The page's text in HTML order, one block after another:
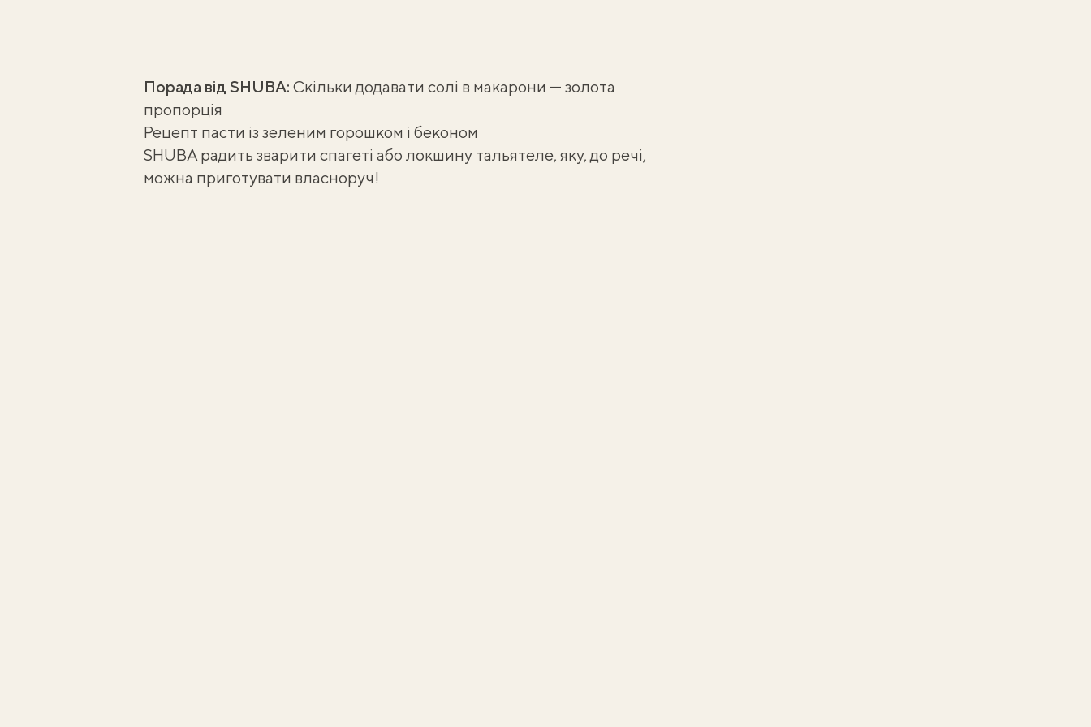
Порада від SHUBA: Скільки додавати солі в макарони — золота
пропорція
Рецепт пасти із зеленим горошком і беконом
SHUBA радить зварити спагеті або локшину тальятеле, яку, до речі,
можна приготувати власноруч!